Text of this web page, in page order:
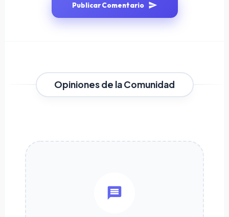
Publicar Comentario
Opiniones de la Comunidad